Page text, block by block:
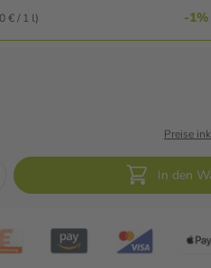
€ / 1 l) -1%
Preise
In den